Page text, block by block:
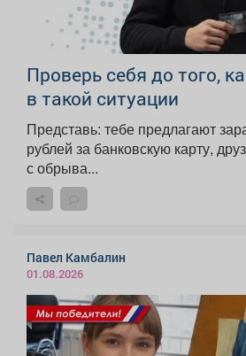
Проверь себя до того,
в такой ситуации
Представь: тебе предлагают
рублей за банковскую карту,
с обрыва...
Павел Камбалин
01.08.2026